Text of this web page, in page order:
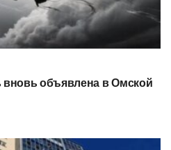
вновь объявлена в Омской